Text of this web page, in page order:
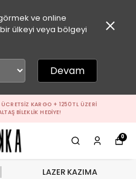
ve online
ülkeyi veya bölgeyi
Devam
KARGO + 1250 TL ÜZERI
BILEKLIK HEDIYE!
0
LAZER KAZIMA